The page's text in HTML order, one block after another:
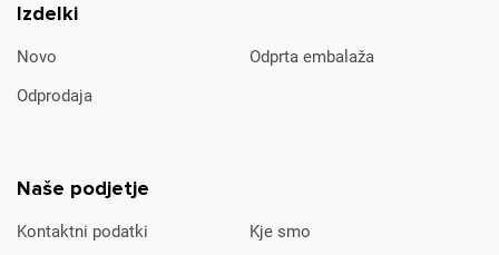
Izdelki
Novo
Odprta embalaža
Odprodaja
Naše podjetje
Kontaktni podatki
Kje smo